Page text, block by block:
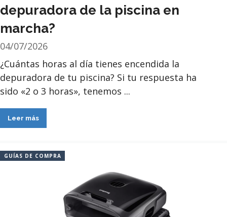
depuradora de la piscina en
marcha?
04/07/2026
¿Cuántas horas al día tienes encendida la
depuradora de tu piscina? Si tu respuesta ha
sido «2 o 3 horas», tenemos ...
Leer más
GUÍAS DE COMPRA